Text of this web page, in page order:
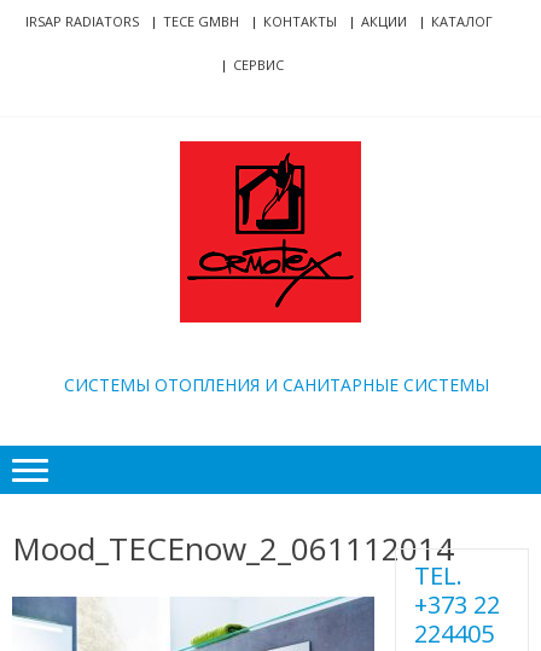
Skip
SkipIRSAP RADIATORS TECE GMBH КОНТАКТЫ АКЦИИ КАТАЛОГ
СЕРВИС
CИСТЕМЫ ОТОПЛЕНИЯ И САНИТАРНЫЕ СИСТЕМЫ
Mood_TECEnow_2_061112014
TEL.
+373 22
224405